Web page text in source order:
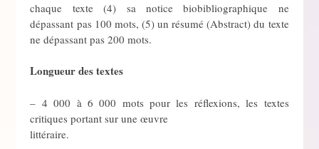
chaque texte (4) sa notice biobibliographique ne
dépassant pas 100 mots, (5) un résumé (Abstract) du texte
ne dépassant pas 200 mots.
Longueur des textes
– 4 000 à 6 000 mots pour les réflexions, les textes
critiques portant sur une œuvre
littéraire.